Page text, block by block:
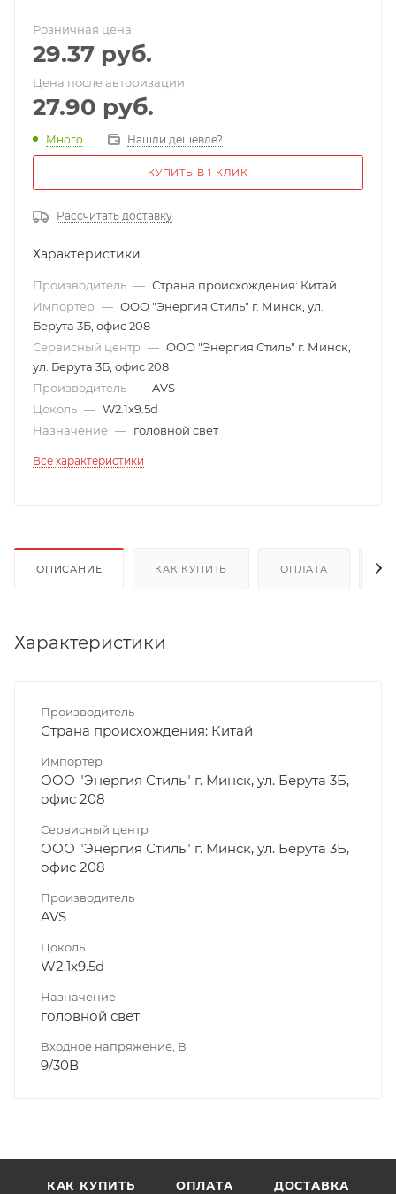
Розничная цена
29.37 руб.
Цена после авторизации
27.90 руб.
Много Нашли дешевле?
КУПИТЬ В 1 КЛИК
Рассчитать доставку
Характеристики
Производитель — Страна происхождения: Китай
Импортер — ООО "Энергия Стиль" г. Минск, ул.
Берута 3Б, офис 208
Сервисный центр — ООО "Энергия Стиль" г. Минск,
ул. Берута 3Б, офис 208
Производитель — AVS
Цоколь — W2.1x9.5d
Назначение — головной свет
Все характеристики
ОПИСАНИЕ КАК КУПИТЬ ОПЛАТА
Характеристики
Производитель
Страна происхождения: Китай
Импортер
ООО "Энергия Стиль" г. Минск, ул. Берута 3Б,
офис 208
Сервисный центр
ООО "Энергия Стиль" г. Минск, ул. Берута 3Б,
офис 208
Производитель
AVS
Цоколь
W2.1x9.5d
Назначение
головной свет
Входное напряжение, В
9/30В
КАК КУПИТЬ ОПЛАТА ДОСТАВКА